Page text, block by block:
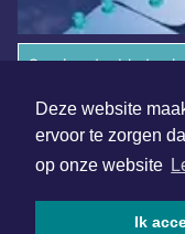
Deze website
ervoor te zorgen
op onze website
Ik
Overige dagbladen
Algemene voorwaarden
Disclaimer